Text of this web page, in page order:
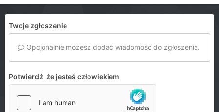
Twoje zgłoszenie
Opcjonalnie możesz dodać wiadomość do zgłoszenia.
Potwierdź, że jesteś człowiekiem